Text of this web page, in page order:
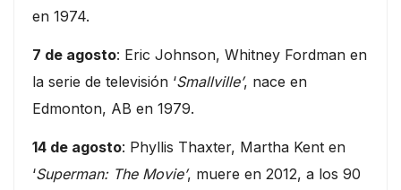
en 1974.
7 de agosto: Eric Johnson, Whitney Fordman en
la serie de televisión ‘Smallville’, nace en
Edmonton, AB en 1979.
14 de agosto: Phyllis Thaxter, Martha Kent en
‘Superman: The Movie’, muere en 2012, a los 90